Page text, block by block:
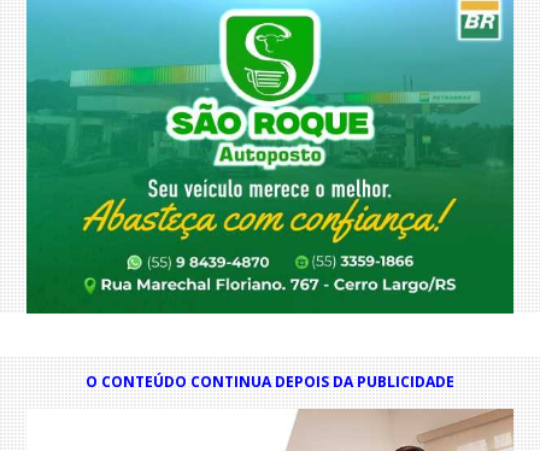
O CONTEÚDO CONTINUA DEPOIS DA PUBLICIDADE